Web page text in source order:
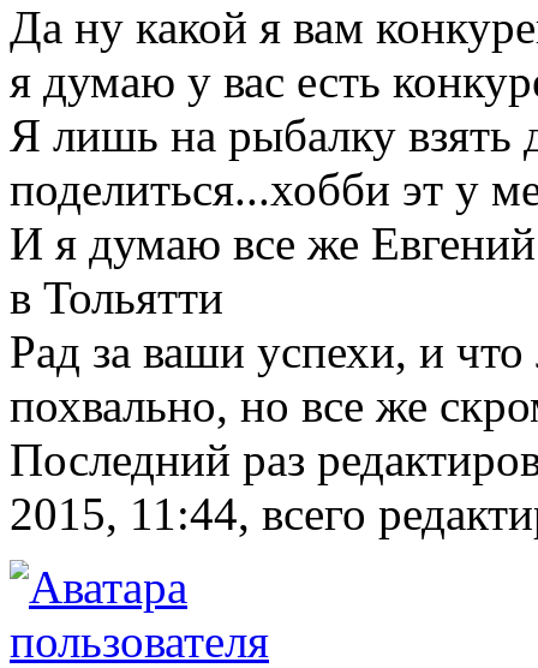
Да ну какой я вам
я думаю у вас есть
Я лишь на рыбалку взять
поделиться...хобби эт у
И я думаю все же
в Тольятти
Рад за ваши успехи, и что
похвально, но все же
Последний раз
2015, 11:44, всего